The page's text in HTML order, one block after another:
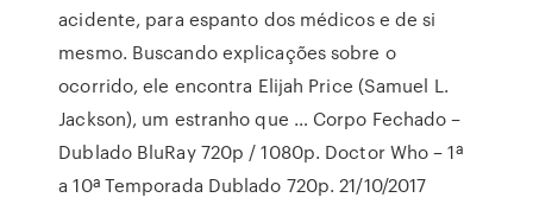
acidente, para espanto dos médicos e de si
mesmo. Buscando explicações sobre o
ocorrido, ele encontra Elijah Price (Samuel L.
Jackson), um estranho que … Corpo Fechado –
Dublado BluRay 720p / 1080p. Doctor Who – 1ª
a 10ª Temporada Dublado 720p. 21/10/2017